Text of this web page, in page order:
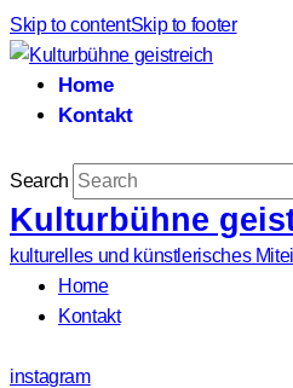
Skip to contentSkip to footer
Home
Kontakt
Search
Kulturbühne
kulturelles und künstlerisches
Home
Kontakt
instagram